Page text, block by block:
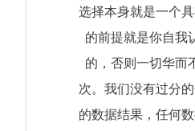
选择本身就是一个
的前提就是你自我
的，否则一切华而
次。我们没有过分
的数据结果，任何